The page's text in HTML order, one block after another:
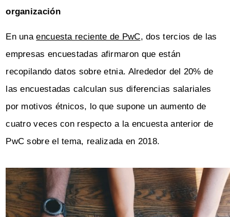
organización
En unaencuesta reciente de PwC, dos tercios de las
empresas encuestadas afirmaron que están
recopilando datos sobre etnia. Alrededor del 20% de
las encuestadas calculan sus diferencias salariales
por motivos étnicos, lo que supone un aumento de
cuatro veces con respecto a la encuesta anterior de
PwC sobre el tema, realizada en 2018.